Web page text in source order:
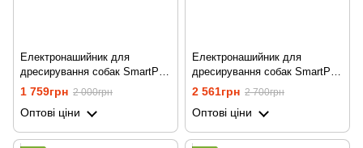
Електронашийник для
дресирування собак SmartPet
DTC-500, водостійкий, до 500
метрів, Помаранчевий
1 759грн 2 000грн
Оптові ціни
Електронашийник для
дресирування собак SmartPet
DTC-500, з 2-ма нашийниками,
водостійкий, до 500 метрів,
червоний
2 561грн 2 700грн
Оптові ціни